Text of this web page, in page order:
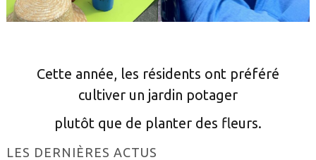
Cette année, les résidents ont préféré
cultiver un jardin potager
plutôt que de planter des fleurs.
Barre
LES DERNIÈRES ACTUS